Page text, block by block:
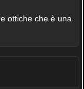
ottiche che è una